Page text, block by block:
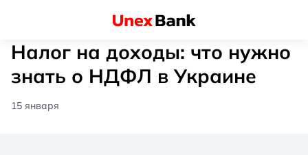
Налог на доходы: что нужно
знать о НДФЛ в Украине
15 января